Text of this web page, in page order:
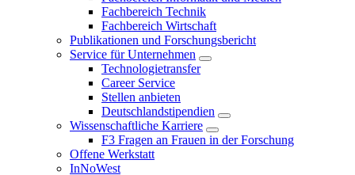
Fachbereich Technik
Fachbereich Wirtschaft
Publikationen und Forschungsbericht
Service für Unternehmen
Technologietransfer
Career Service
Stellen anbieten
Deutschlandstipendien
Wissenschaftliche Karriere
F3 Fragen an Frauen in der Forschung
Offene Werkstatt
InNoWest